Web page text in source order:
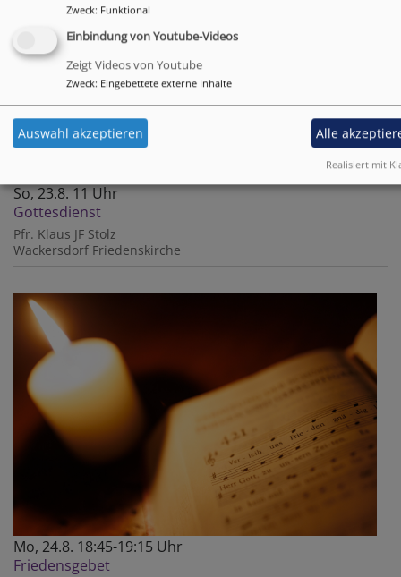
So, 23.8. 11 Uhr
Gottesdienst
Pfr. Klaus JF Stolz
Wackersdorf Friedenskirche
Mo, 24.8. 18:45-19:15 Uhr
Friedensgebet
Zweck: Funktional
Einbindung von Youtube-Videos
Zeigt Videos von Youtube
Zweck: Eingebettete externe Inhalte
Auswahl akzeptieren Alle
Realisiert mit